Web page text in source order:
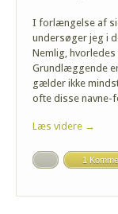
I forlængelse af
undersøger jeg i
Nemlig,
Grundlæggende
gælder ikke
ofte disse
Læs videre →
1